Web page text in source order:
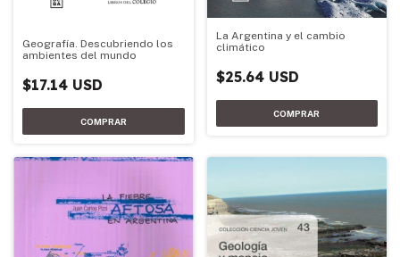
Geografía. Descubriendo los
ambientes del mundo
$17.14 USD
La Argentina y el cambio
climático
$25.64 USD